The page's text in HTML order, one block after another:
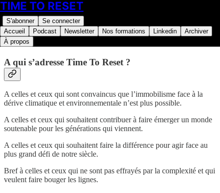
TIME TO RESET
S'abonner
Se connecter
Accueil
Podcast Newsletter Nos formations Linkedin
Archiver
À propos
A qui s’adresse Time To Reset ?
A celles et ceux qui sont convaincus que l’immobilisme face à la
dérive climatique et environnementale n’est plus possible.
A celles et ceux qui souhaitent contribuer à faire émerger un monde
soutenable pour les générations qui viennent.
A celles et ceux qui souhaitent faire la différence pour agir face au
plus grand défi de notre siècle.
Bref à celles et ceux qui ne sont pas effrayés par la complexité et qui
veulent faire bouger les lignes.